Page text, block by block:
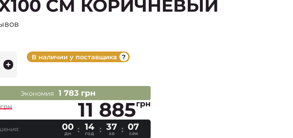
СМ КОРИЧНЕВЫЙ
В наличии у поставщика
Экономия 1 783 грн
грн 11 885грн
00
дн
14
год
37
хв
07
сек